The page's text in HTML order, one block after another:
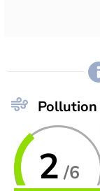
2 /6